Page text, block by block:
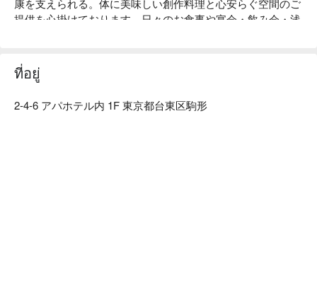
康を支えられる。体に美味しい創作料理と心安らぐ空間のご
提供を心掛けております。日々のお食事や宴会・飲み会・浅
【こだわりの食材】国産大豆使用にこだわり、大豆の美味し
さをお客様へ。濃厚な美味しさを「銀ゆば」でご堪能あれ！
【看板メニュー】
ที่อยู่
2-4-6 アパホテル内 1F 東京都台東区駒形